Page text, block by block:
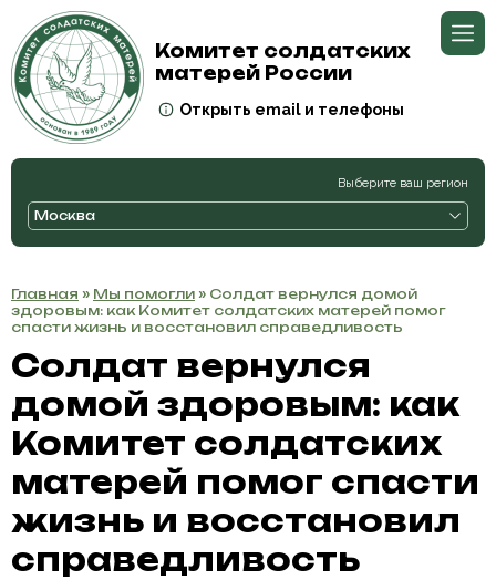
Комитет солдатских
матерей России
Открыть email и телефоны
Выберите ваш регион
Москва
Главная » Мы помогли » Солдат вернулся домой
здоровым: как Комитет солдатских матерей помог
спасти жизнь и восстановил справедливость
Солдат вернулся
домой здоровым: как
Комитет солдатских
матерей помог спасти
жизнь и восстановил
справедливость